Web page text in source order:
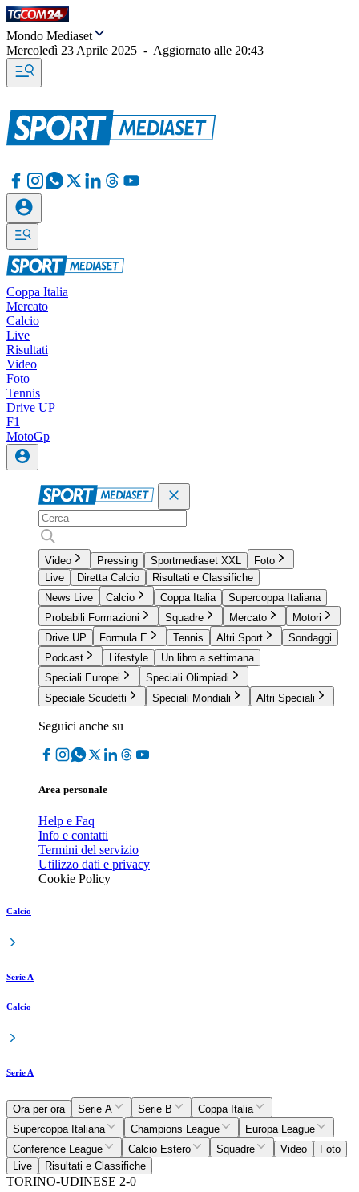
Mondo Mediaset
Mercoledì 23 Aprile 2025 - Aggiornato alle 20:43
Coppa Italia
Mercato
Calcio
Live
Risultati
Video
Foto
Tennis
Drive UP
F1
MotoGp
Video Pressing Sportmediaset XXL
Foto
Live
Diretta Calcio
Risultati e Classifiche
News Live
Calcio Coppa Italia
Supercoppa Italiana
Probabili Formazioni
Squadre Mercato
Motori
Drive UP
Formula E Tennis Altri Sport
Sondaggi
Podcast
Lifestyle
Un libro a settimana
Speciali Europei
Speciali Olimpiadi
Speciale Scudetti
Speciali Mondiali Altri Speciali
Seguici anche su
Area personale
Help e Faq
Info e contatti
Termini del servizio
Utilizzo dati e privacy
Cookie Policy
Calcio
Serie A
Calcio
Serie A
Ora per ora Serie A Serie B
Coppa Italia
Supercoppa Italiana
Champions League
Europa League
Conference League
Calcio Estero Squadre Video
Foto
Live
Risultati e Classifiche
TORINO-UDINESE 2-0